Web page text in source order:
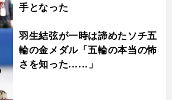
手となった
羽生結弦が一時は諦めたソチ五
輪の金メダル「五輪の本当の怖
さを知った......」